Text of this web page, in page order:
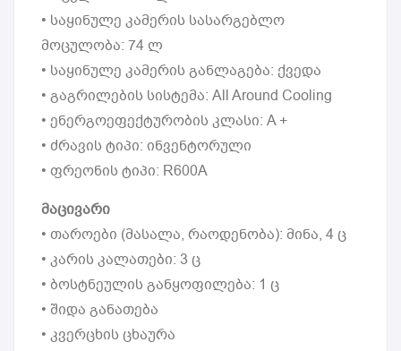
• საყინულე კამერის სასარგებლო
მოცულობა: 74 ლ
• საყინულე კამერის განლაგება: ქვედა
• გაგრილების სისტემა: All Around Cooling
• ენერგოეფექტურობის კლასი: A +
• ძრავის ტიპი: ინვენტორული
• ფრეონის ტიპი: R600A
მაცივარი
• თაროები (მასალა, რაოდენობა): მინა, 4 ც
• კარის კალათები: 3 ც
• ბოსტნეულის განყოფილება: 1 ც
• შიდა განათება
• კვერცხის ცხაურა